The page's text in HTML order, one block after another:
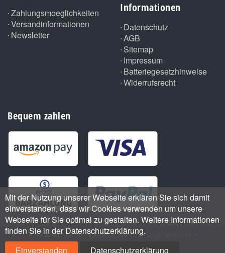
Zahlungsmoeglichkeiten
Versandinformationen
Newsletter
Informationen
Datenschutz
AGB
Sitemap
Impressum
Batteriegesetzhinweise
Widerrufsrecht
Bequem zahlen
•*Alle Preise inkl. gesetzlicher USt., zzgl.
Handmade with
by ThemeArt
Mit der Nutzung unserer Webseite erklären Sie sich damit
einverstanden, dass wir Cookies verwenden um unsere
Webseite für Sie optimal zu gestalten. Weitere Informationen
finden Sie in der Datenschutzerklärung.
Einverstanden
Datenschutzerklärung